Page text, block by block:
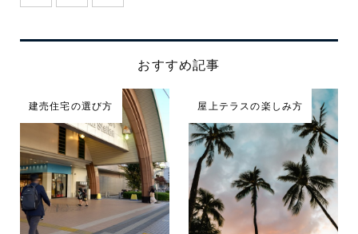
おすすめ記事
建売住宅の選び方 屋上テラスの楽しみ方